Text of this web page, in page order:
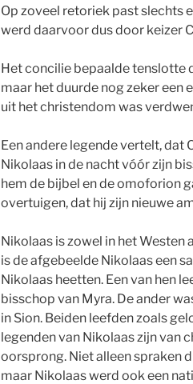
Op zoveel retoriek past slechts
werd daarvoor dus door keizer
Het concilie bepaalde tenslotte
maar het duurde nog zeker een
uit het christendom was
Een andere legende vertelt, dat
Nikolaas in de nacht vóór zijn
hem de bijbel en de omoforion
overtuigen, dat hij zijn nieuwe
Nikolaas is zowel in het Westen
is de afgebeelde Nikolaas een
Nikolaas heetten. Een van hen
bisschop van Myra. De ander
in Sion. Beiden leefden zoals
legenden van Nikolaas zijn van
oorsprong. Niet alleen spraken
maar Nikolaas werd ook een